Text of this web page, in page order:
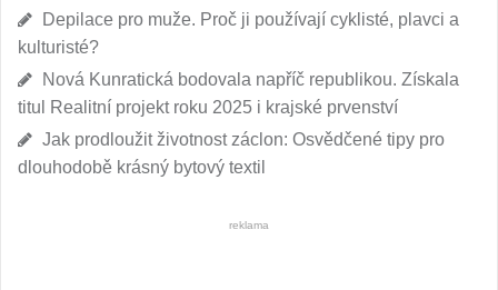
Depilace pro muže. Proč ji používají cyklisté, plavci a
kulturisté?
Nová Kunratická bodovala napříč republikou. Získala
titul Realitní projekt roku 2025 i krajské prvenství
Jak prodloužit životnost záclon: Osvědčené tipy pro
dlouhodobě krásný bytový textil
reklama